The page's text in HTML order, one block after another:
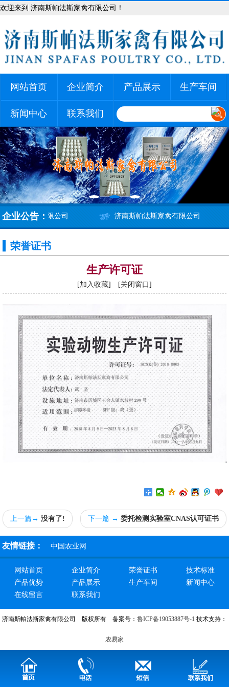
欢迎来到 济南斯帕法斯家禽有限公司！
网站首页 企业简介 产品展示 生产车间
新闻中心 联系我们
企业公告：
帕法斯家禽有限公司 济南斯帕法斯家禽有限公司
荣誉证书
生产许可证
[加入收藏] [关闭窗口 ]
上一篇→ 没有了! 下一篇 → 委托检测实验室CNAS认可证书
友情链接： 中国农业网
网站首页 企业简介 荣誉证书
技术标准
产品优势
产品展示 生产车间
新闻中心
在线留言
联系我们
济南斯帕法斯家禽有限公司 版权所有 备案号： 鲁ICP备19053887号-1 技术支持：
农易家